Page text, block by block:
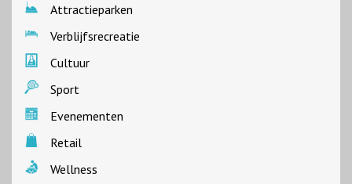
Attractieparken
Verblijfsrecreatie
Cultuur
Sport
Evenementen
Retail
Wellness